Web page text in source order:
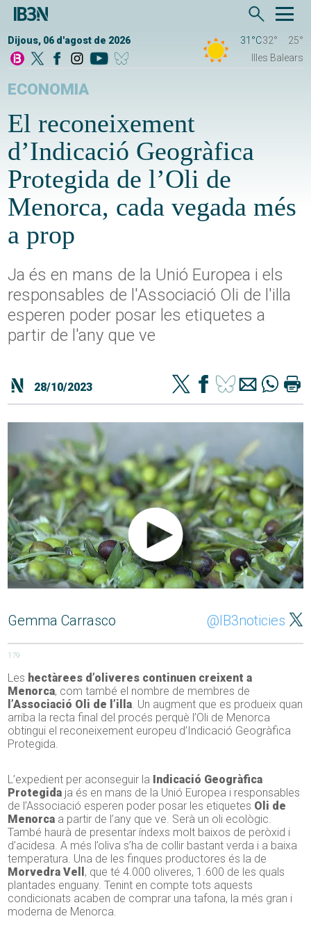
Dijous, 06 d'agost de 2026 31°C32°
25°
Illes Balears
ECONOMIA
El reconeixement
d’Indicació Geogràfica
Protegida de l’Oli de
Menorca, cada vegada més
a prop
Ja és en mans de la Unió Europea i els
responsables de l'Associació Oli de l'illa
esperen poder posar les etiquetes a
partir de l'any que ve
28/10/2023
Gemma Carrasco @IB3noticies
179
Les hectàrees d’oliveres continuen creixent a
Menorca, com també el nombre de membres de
l’Associació Oli de l’illa. Un augment que es produeix quan
arriba la recta final del procés perquè l’Oli de Menorca
obtingui el reconeixement europeu d’Indicació Geogràfica
Protegida.
L’expedient per aconseguir la Indicació Geogràfica
Protegida ja és en mans de la Unió Europea i responsables
de l’Associació esperen poder posar les etiquetes Oli de
Menorca a partir de l’any que ve. Serà un oli ecològic.
També haurà de presentar índexs molt baixos de peròxid i
d’acidesa. A més l’oliva s’ha de collir bastant verda i a baixa
temperatura. Una de les finques productores és la de
Morvedra Vell , que té 4.000 oliveres, 1.600 de les quals
plantades enguany. Tenint en compte tots aquests
condicionats acaben de comprar una tafona, la més gran i
moderna de Menorca.